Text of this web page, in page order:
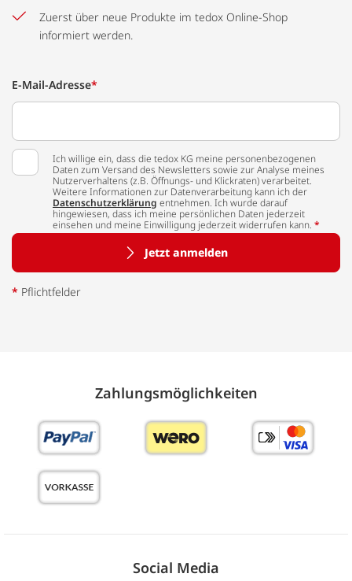
Zuerst über neue Produkte im tedox Online-Shop
informiert werden.
E-Mail-Adresse*
Ich willige ein, dass die tedox KG meine personenbezogenen
Daten zum Versand des Newsletters sowie zur Analyse meines
Nutzerverhaltens (z.B. Öffnungs- und Klickraten) verarbeitet.
Weitere Informationen zur Datenverarbeitung kann ich der
Datenschutzerklärung entnehmen. Ich wurde darauf
hingewiesen, dass ich meine persönlichen Daten jederzeit
einsehen und meine Einwilligung jederzeit widerrufen kann. *
Jetzt anmelden
* Pflichtfelder
Zahlungs­möglich­keiten
Social Media